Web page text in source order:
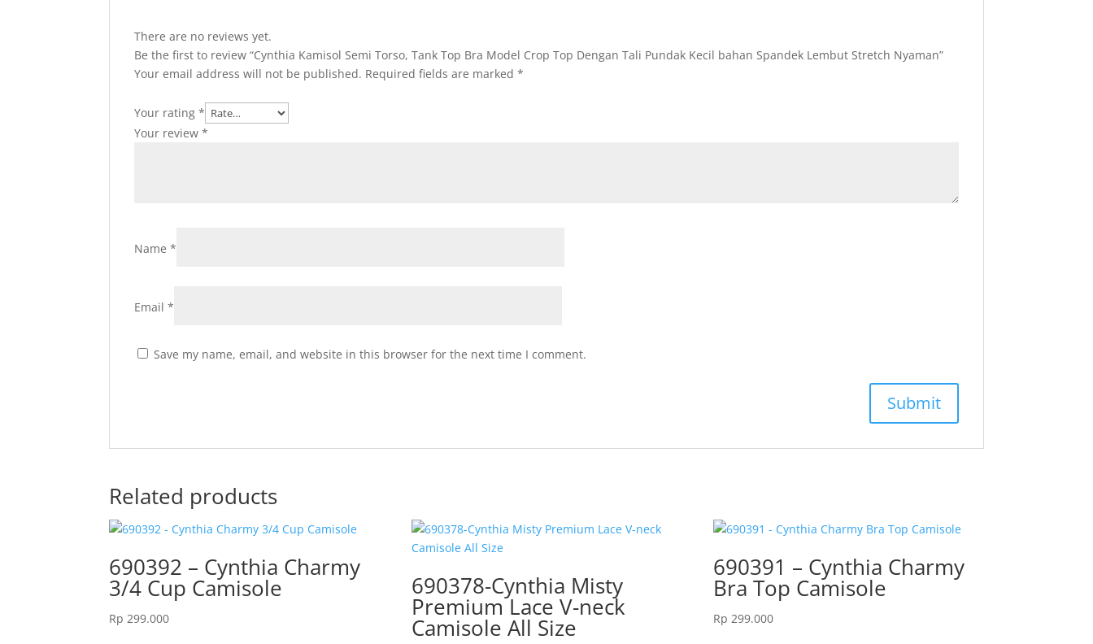
There are no reviews yet.
Be the first to review “Cynthia Kamisol Semi Torso, Tank Top Bra Model Crop Top Dengan Tali Pundak Kecil bahan Spandek Lembut Stretch Nyaman”
Your email address will not be published. Required fields are marked*
Your rating*
Your review*
Name*
Email*
Save my name, email, and website in this browser for the next time I comment.
Related products
690392 – Cynthia Charmy
3/4 Cup Camisole
Rp 299.000
690378-Cynthia Misty
Premium Lace V-neck
Camisole All Size
690391 – Cynthia Charmy
Bra Top Camisole
Rp 299.000